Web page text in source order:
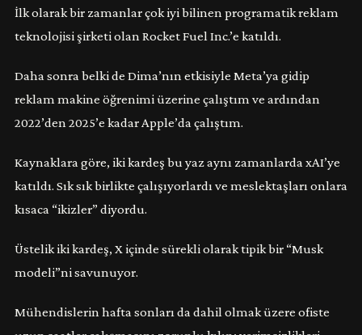
İlk olarak bir zamanlar çok iyi bilinen programatik reklam
teknolojisi şirketi olan Rocket Fuel Inc.’e katıldı.
Daha sonra belki de Dima’nın etkisiyle Meta’ya gidip
reklam makine öğrenimi üzerine çalıştım ve ardından
2022’den 2025’e kadar Apple’da çalıştım.
Kaynaklara göre, iki kardeş bu yaz aynı zamanlarda xAI’ye
katıldı. Sık sık birlikte çalışıyorlardı ve meslektaşları onlara
kısaca “ikizler” diyordu.
Üstelik iki kardeş, X içinde sürekli olarak tipik bir “Musk
modeli”ni savunuyor.
Mühendislerin hafta sonları da dahil olmak üzere ofiste